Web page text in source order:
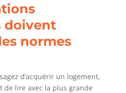
doivent
normes
d’acquérir un logement,
de lire avec la plus grande